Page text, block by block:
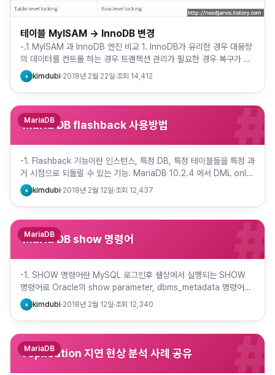
테이블 MyISAM -> InnoDB 변경
-.1 MyISAM 과 InnoDB 엔진 비교 1. InnoDB가 유리한 경우 대용량
의 데이터를 컨트롤 하는 경우 트랜잭션 관리가 필요한 경우 복구가 필
요한 경우 order by 등 정렬이 필요한 …
k kimdubi·2018년 2월 22일·조회 14,412
Maria DB flashback 사용방법 #
MariaDB
-1. Flashback 기능이란 인스턴스, 특정 DB, 특정 테이블들을 특정 과
거 시점으로 되돌릴 수 있는 기능. MariaDB 10.2.4 에서 DML only
(Insert,Delete,Upd…
k kimdubi·2018년 2월 12일·조회 12,437
Maria DB show 명령어 #
MariaDB
-1. SHOW 명령어란 MySQL 로그인후 쉘상에서 실행되는 SHOW
명령어로 Oracle의 show parameter, dbms_metadata 명령어와
동일한 역할 수행 -2. SHOW 명령어…
k kimdubi·2018년 2월 12일·조회 12,340
replication 지연 현상 분석 사례 공유 #
MariaDB